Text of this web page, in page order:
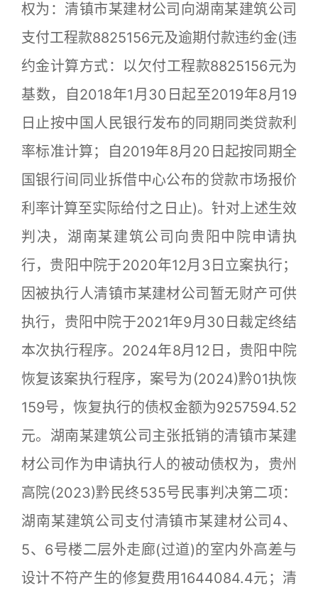
权为：清镇市某建材公司向湖南某建筑公司
支付工程款8825156元及逾期付款违约金(违
约金计算方式：以欠付工程款8825156元为
基数，自2018年1月30日起至2019年8月19
日止按中国人民银行发布的同期同类贷款利
率标准计算；自2019年8月20日起按同期全
国银行间同业拆借中心公布的贷款市场报价
利率计算至实际给付之日止)。针对上述生效
判决，湖南某建筑公司向贵阳中院申请执
行，贵阳中院于2020年12月3日立案执行；
因被执行人清镇市某建材公司暂无财产可供
执行，贵阳中院于2021年9月30日裁定终结
本次执行程序。2024年8月12日，贵阳中院
恢复该案执行程序，案号为(2024)黔01执恢
159号，恢复执行的债权金额为9257594.52
元。湖南某建筑公司主张抵销的清镇市某建
材公司作为申请执行人的被动债权为，贵州
高院(2023)黔民终535号民事判决第二项：
湖南某建筑公司支付清镇市某建材公司4、
5、6号楼二层外走廊(过道)的室内外高差与
设计不符产生的修复费用1644084.4元；清